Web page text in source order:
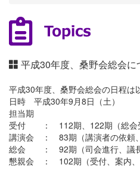
平成30年度、桑野会総会に
平成30年度、桑野会総会の日程は
日時 平成30年9月8日（土）
担当期
受付 ： 112期、122期（総会
講演会 ： 83期（講演者の依頼、
総会 ： 92期（司会進行、議長
懇親会 ： 102期（受付、案内、